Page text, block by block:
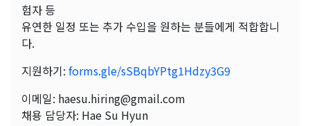
험자 등
유연한 일정 또는 추가 수입을 원하는 분들에게 적합합니
다.
지원하기: forms.gle/sSBqbYPtg1Hdzy3G9
이메일: haesu.hiring@gmail.com
채용 담당자: Hae Su Hyun